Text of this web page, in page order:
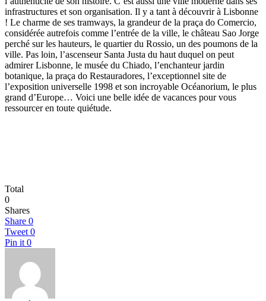
infrastructures et son organisation. Il y a tant à découvrir à Lisbonne
! Le charme de ses tramways, la grandeur de la praça do Comercio,
considérée autrefois comme l’entrée de la ville, le château Sao Jorge
perché sur les hauteurs, le quartier du Rossio, un des poumons de la
ville. Pas loin, l’ascenseur Santa Justa du haut duquel on peut
admirer Lisbonne, le musée du Chiado, l’enchanteur jardin
botanique, la praça do Restauradores, l’exceptionnel site de
l’exposition universelle 1998 et son incroyable Océanorium, le plus
grand d’Europe… Voici une belle idée de vacances pour vous
ressourcer en toute quiétude.
Total
0
Shares
Share 0
Tweet 0
Pin it 0